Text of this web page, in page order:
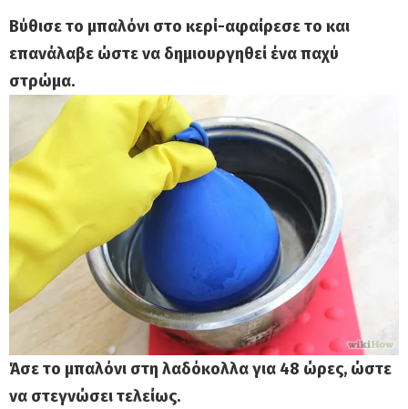
Βύθισε το μπαλόνι στο κερί-αφαίρεσε το και
επανάλαβε ώστε να δημιουργηθεί ένα παχύ
στρώμα.
Άσε το μπαλόνι στη λαδόκολλα για 48 ώρες, ώστε
να στεγνώσει τελείως.